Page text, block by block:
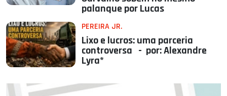
palanque por Lucas
PEREIRA JR.
Lixo e lucros: uma parceria
controversa - por: Alexandre
Lyra*